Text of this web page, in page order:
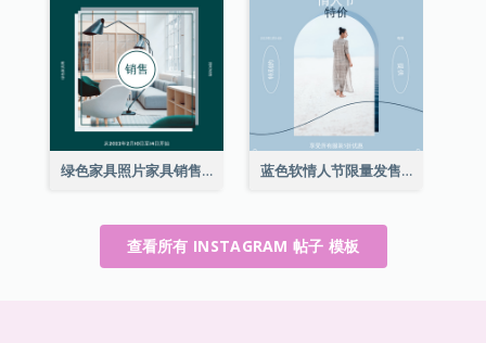
绿色家具照片家具销售Instagram帖子 蓝色软情人节限量发售Instagram帖子
查看所有 INSTAGRAM 帖子 模板